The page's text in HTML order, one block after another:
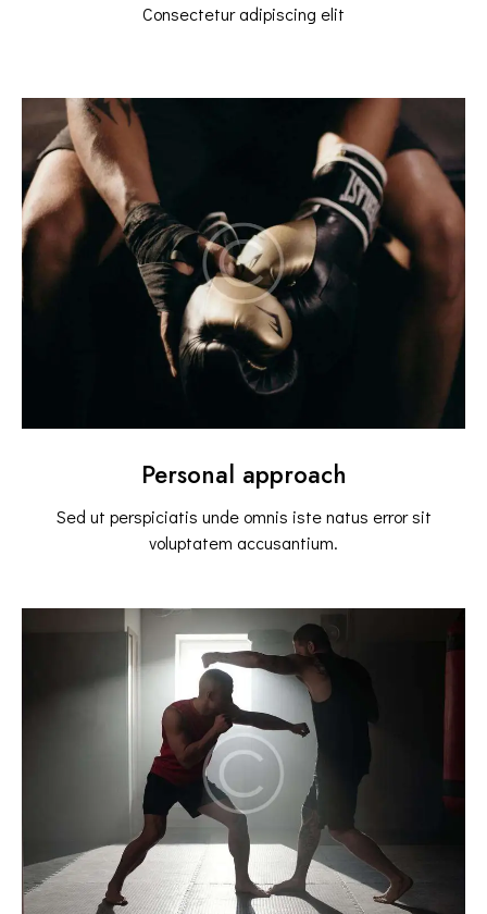
Consectetur adipiscing elit
Personal approach
Sed ut perspiciatis unde omnis iste natus error sit
voluptatem accusantium.